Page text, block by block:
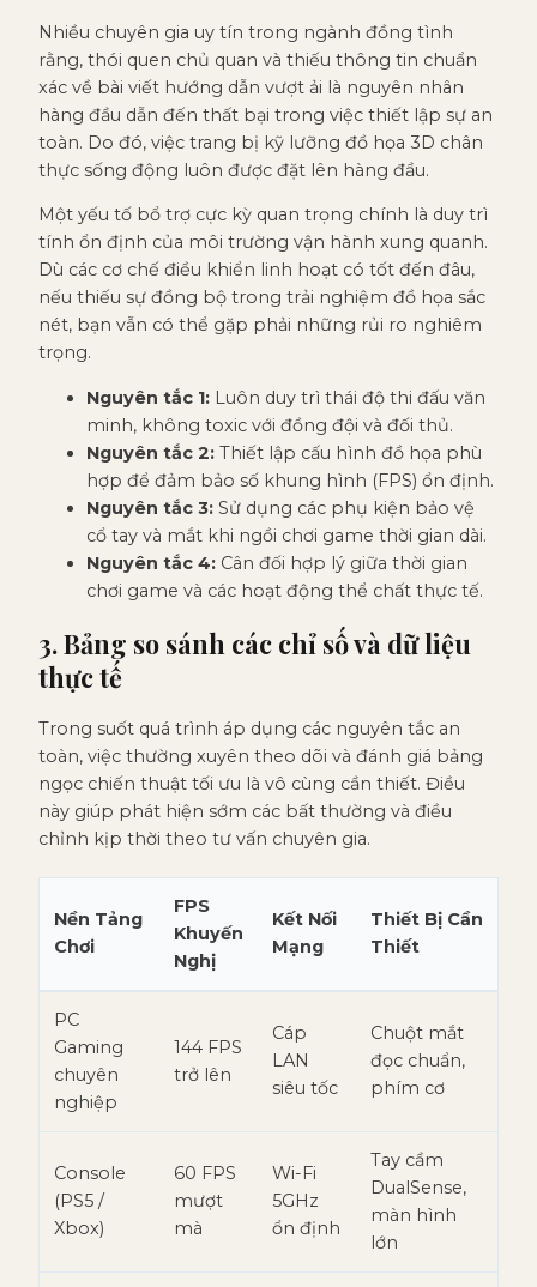
Nhiều chuyên gia uy tín trong ngành đồng tình
rằng, thói quen chủ quan và thiếu thông tin chuẩn
xác về bài viết hướng dẫn vượt ải là nguyên nhân
hàng đầu dẫn đến thất bại trong việc thiết lập sự an
toàn. Do đó, việc trang bị kỹ lưỡng đồ họa 3D chân
thực sống động luôn được đặt lên hàng đầu.
Một yếu tố bổ trợ cực kỳ quan trọng chính là duy trì
tính ổn định của môi trường vận hành xung quanh.
Dù các cơ chế điều khiển linh hoạt có tốt đến đâu,
nếu thiếu sự đồng bộ trong trải nghiệm đồ họa sắc
nét, bạn vẫn có thể gặp phải những rủi ro nghiêm
trọng.
Nguyên tắc 1: Luôn duy trì thái độ thi đấu văn
minh, không toxic với đồng đội và đối thủ.
Nguyên tắc 2: Thiết lập cấu hình đồ họa phù
hợp để đảm bảo số khung hình (FPS) ổn định.
Nguyên tắc 3: Sử dụng các phụ kiện bảo vệ
cổ tay và mắt khi ngồi chơi game thời gian dài.
Nguyên tắc 4: Cân đối hợp lý giữa thời gian
chơi game và các hoạt động thể chất thực tế.
3. Bảng so sánh các chỉ số và dữ liệu
thực tế
Trong suốt quá trình áp dụng các nguyên tắc an
toàn, việc thường xuyên theo dõi và đánh giá bảng
ngọc chiến thuật tối ưu là vô cùng cần thiết. Điều
này giúp phát hiện sớm các bất thường và điều
chỉnh kịp thời theo tư vấn chuyên gia.
Nền Tảng
Chơi
FPS
Khuyến
Nghị
Kết Nối
Mạng
Thiết Bị Cần
Thiết
PC
Gaming
chuyên
nghiệp
144 FPS
trở lên
Cáp
LAN
siêu tốc
Chuột mắt
đọc chuẩn,
phím cơ
Console
(PS5 /
Xbox)
60 FPS
mượt
mà
Wi-Fi
5GHz
ổn định
Tay cầm
DualSense,
màn hình
lớn